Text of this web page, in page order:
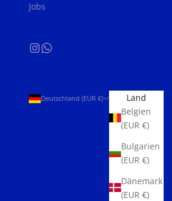
Jobs
Deutschland (EUR €)
Land
Belgien
(EUR €)
Bulgarien
(EUR €)
Dänemark
(EUR €)